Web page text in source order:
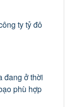
ty tỷ đô
đang ở thời
phù hợp